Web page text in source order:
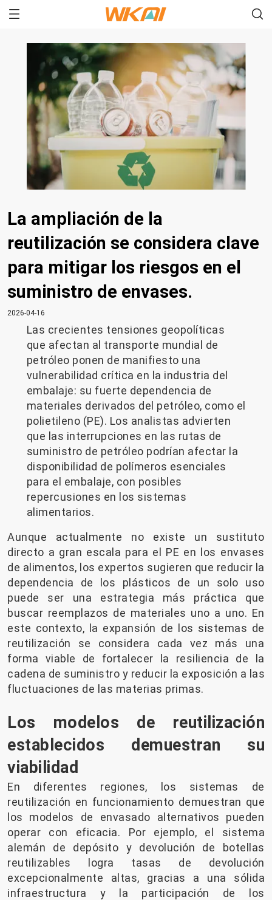
La ampliación de la
reutilización se considera clave
para mitigar los riesgos en el
suministro de envases.
2026-04-16
Las crecientes tensiones geopolíticas
que afectan al transporte mundial de
petróleo ponen de manifiesto una
vulnerabilidad crítica en la industria del
embalaje: su fuerte dependencia de
materiales derivados del petróleo, como el
polietileno (PE). Los analistas advierten
que las interrupciones en las rutas de
suministro de petróleo podrían afectar la
disponibilidad de polímeros esenciales
para el embalaje, con posibles
repercusiones en los sistemas
alimentarios.
Aunque actualmente no existe un sustituto
directo a gran escala para el PE en los envases
de alimentos, los expertos sugieren que reducir la
dependencia de los plásticos de un solo uso
puede ser una estrategia más práctica que
buscar reemplazos de materiales uno a uno. En
este contexto, la expansión de los sistemas de
reutilización se considera cada vez más una
forma viable de fortalecer la resiliencia de la
cadena de suministro y reducir la exposición a las
fluctuaciones de las materias primas.
Los modelos de reutilización
establecidos demuestran su
viabilidad
En diferentes regiones, los sistemas de
reutilización en funcionamiento demuestran que
los modelos de envasado alternativos pueden
operar con eficacia. Por ejemplo, el sistema
alemán de depósito y devolución de botellas
reutilizables logra tasas de devolución
excepcionalmente altas, gracias a una sólida
infraestructura y la participación de los